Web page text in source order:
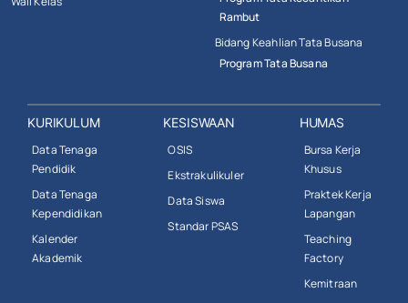
Rambut
Bidang Keahlian Tata Busana
Program Tata Busana
KURIKULUM
Data Tenaga
Pendidik
Data Tenaga
Kependidikan
Kalender
Akademik
KESISWAAN
OSIS
Ekstrakulikuler
Data Siswa
Standar PSAS
HUMAS
Bursa Kerja
Khusus
Praktek Kerja
Lapangan
Teaching
Factory
Kemitraan